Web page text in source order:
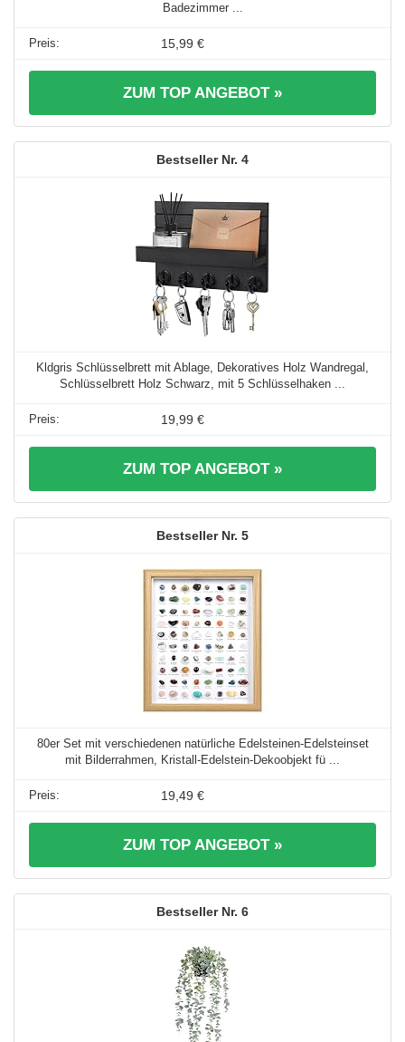
Badezimmer ...
15,99 €
ZUM TOP ANGEBOT »
4
Kldgris Schlüsselbrett mit Ablage, Dekoratives Holz Wandregal,
Schlüsselbrett Holz Schwarz, mit 5 Schlüsselhaken ...
19,99 €
ZUM TOP ANGEBOT »
5
80er Set mit verschiedenen natürliche Edelsteinen-Edelsteinset
mit Bilderrahmen, Kristall-Edelstein-Dekoobjekt fü ...
19,49 €
ZUM TOP ANGEBOT »
6